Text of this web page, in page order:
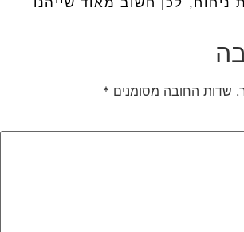
שדות החובה מסומנים *